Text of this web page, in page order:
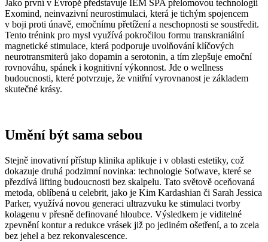
Jako první v Evropě představuje IEM SPA přelomovou technologii
Exomind, neinvazivní neurostimulaci, která je tichým spojencem
v boji proti únavě, emočnímu přetížení a neschopnosti se soustředit.
Tento trénink pro mysl využívá pokročilou formu transkraniální
magnetické stimulace, která podporuje uvolňování klíčových
neurotransmiterů jako dopamin a serotonin, a tím zlepšuje emoční
rovnováhu, spánek i kognitivní výkonnost. Jde o wellness
budoucnosti, které potvrzuje, že vnitřní vyrovnanost je základem
skutečné krásy.
Umění být sama sebou
Stejně inovativní přístup klinika aplikuje i v oblasti estetiky, což
dokazuje druhá podzimní novinka: technologie Sofwave, které se
přezdívá lifting budoucnosti bez skalpelu. Tato světově oceňovaná
metoda, oblíbená u celebrit, jako je Kim Kardashian či Sarah Jessica
Parker, využívá novou generaci ultrazvuku ke stimulaci tvorby
kolagenu v přesně definované hloubce. Výsledkem je viditelné
zpevnění kontur a redukce vrásek již po jediném ošetření, a to zcela
bez jehel a bez rekonvalescence.